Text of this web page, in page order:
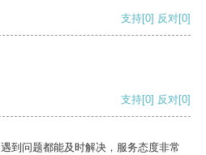
支持[0] 反对[0]
支持[0] 反对[0]
到问题都能及时解决，服务态度非常